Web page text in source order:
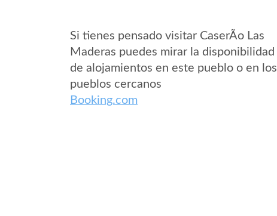
Si tienes pensado visitar CaserÃ­o Las
Maderas puedes mirar la disponibilidad
de alojamientos en este pueblo o en los
pueblos cercanos
Booking.com